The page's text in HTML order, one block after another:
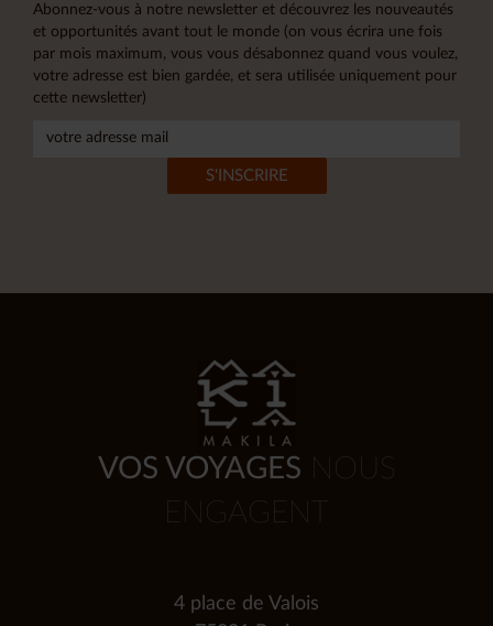
Abonnez-vous à notre newsletter et découvrez les nouveautés
et opportunités avant tout le monde (on vous écrira une fois
par mois maximum, vous vous désabonnez quand vous voulez,
votre adresse est bien gardée, et sera utilisée uniquement pour
cette newsletter)
VOS VOYAGES NOUS
ENGAGENT
4 place de Valois